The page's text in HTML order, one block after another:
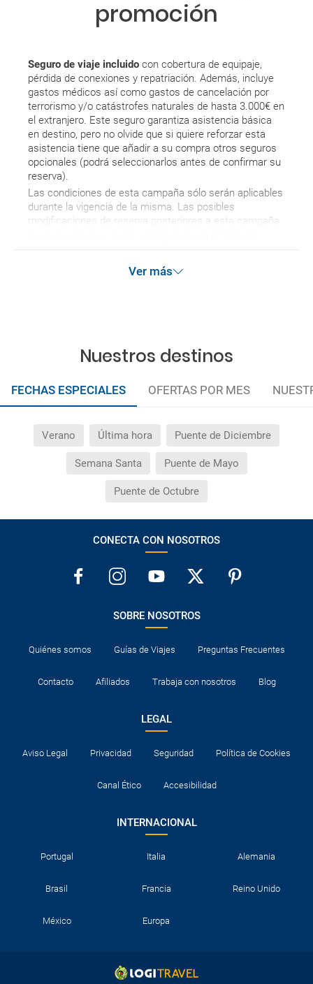
promoción
Seguro de viaje incluido con cobertura de equipaje,
pérdida de conexiones y repatriación. Además, incluye
gastos médicos así como gastos de cancelación por
terrorismo y/o catástrofes naturales de hasta 3.000€ en
el extranjero. Este seguro garantiza asistencia básica
en destino, pero no olvide que si quiere reforzar esta
asistencia tiene que añadir a su compra otros seguros
opcionales (podrá seleccionarlos antes de confirmar su
reserva).
Las condiciones de esta campaña sólo serán aplicables
durante la vigencia de la misma. Las posibles
modificaciones de reserva posteriores a esta campaña
Ver más
Nuestros destinos
FECHAS ESPECIALES OFERTAS POR MES
Verano Última hora Puente de Diciembre
Semana Santa Puente de Mayo
Puente de Octubre
CONECTA CON NOSOTROS
SOBRE NOSOTROS
Quiénes somos Guías de Viajes Preguntas Frecuentes
Contacto Afiliados Trabaja con nosotros Blog
LEGAL
Aviso Legal Privacidad Seguridad Política de Cookies
Canal Ético Accesibilidad
INTERNACIONAL
Portugal Italia Alemania
Brasil Francia Reino Unido
México Europa